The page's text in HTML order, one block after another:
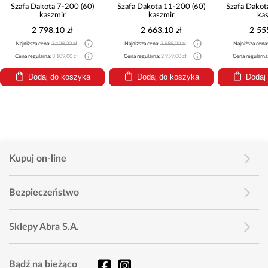
Szafa Dakota 7-200 (60)
kaszmir
2 798,10 zł
Najniższa cena:3 109,00 zł
Cena regularna:3 109,00 zł
Dodaj do koszyka
Szafa Dakota 11-200 (60)
kaszmir
2 663,10 zł
Najniższa cena:2 959,00 zł
Cena regularna:2 959,00 zł
Dodaj do koszyka
Szafa
2
Najniższa
Cena
Kupuj on-line
Bezpieczeństwo
Sklepy Abra S.A.
Bądź na bieżąco